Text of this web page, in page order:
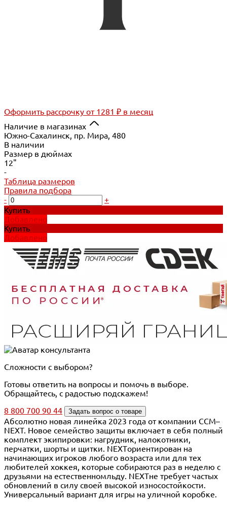
Оформить рассрочку от 1281 ₽ в месяц
Наличие в магазинах
Южно-Сахалинск, пр. Мира, 480
В наличии
Размер в дюймах
12"
-
Таблица размеров
Правила подбора
-
+
Купить
Добавлено
Купить
Добавлено
Сложности с выбором?
Готовы ответить на вопросы и помочь в выборе.
Обращайтесь, с радостью подскажем!
8 800 700 90 44
Задать вопрос о товаре
Абсолютно новая линейка 2023 года от компании CCM–
NEXT. Новое семейство защиты включает в себя полный
комплект экипировки: нагрудник, налокотники,
перчатки, шорты и щитки. NEXTориентирован на
начинающих игроков любого возраста или для тех
любителей хоккея, которые собираются раз в неделю с
друзьями на естественномльду. NEXTне требует частых
обновлений в силу своей высокой износостойкости.
Универсальный вариант для игры на уличной коробке.